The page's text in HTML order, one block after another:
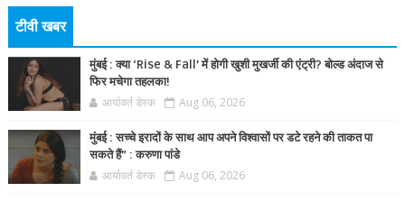
टीवी खबर
मुंबई : क्या ‘Rise & Fall’ में होगी खुशी मुखर्जी की एंट्री? बोल्ड अंदाज से
फिर मचेगा तहलका!
आर्यावर्त डेस्क Aug 06, 2026
मुंबई : सच्चे इरादों के साथ आप अपने विश्वासों पर डटे रहने की ताकत पा
सकते हैं” : करुणा पांडे
आर्यावर्त डेस्क Aug 06, 2026